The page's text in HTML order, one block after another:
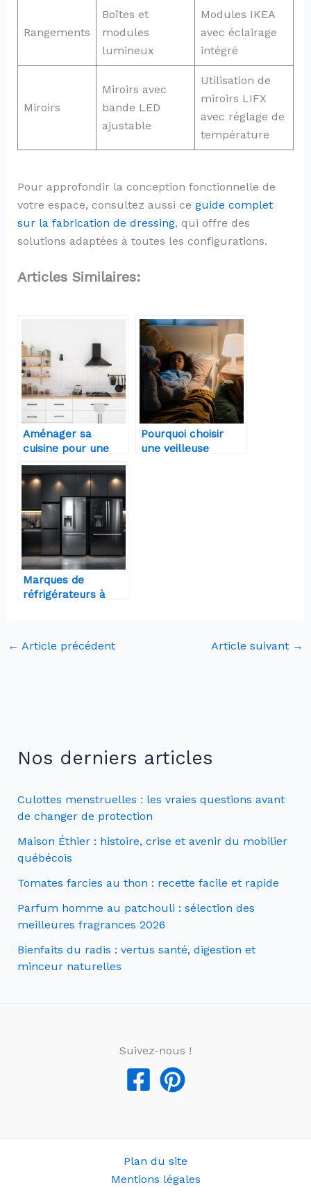
Rangements
Boîtes et
modules
lumineux
Modules IKEA
avec éclairage
intégré
Miroirs
Miroirs avec
bande LED
ajustable
Utilisation de
miroirs LIFX
avec réglage de
température
Pour approfondir la conception fonctionnelle de
votre espace, consultez aussi ce guide complet
sur la fabrication de dressing, qui offre des
solutions adaptées à toutes les configurations.
Articles Similaires:
Aménager sa
cuisine pour une
utilisation optimale
Pourquoi choisir
une veilleuse
Marques de
réfrigérateurs à
← Article précédent Article suivant →
Nos derniers articles
Culottes menstruelles : les vraies questions avant
de changer de protection
Maison Éthier : histoire, crise et avenir du mobilier
québécois
Tomates farcies au thon : recette facile et rapide
Parfum homme au patchouli : sélection des
meilleures fragrances 2026
Bienfaits du radis : vertus santé, digestion et
minceur naturelles
Suivez-nous !
Plan du site
Mentions légales